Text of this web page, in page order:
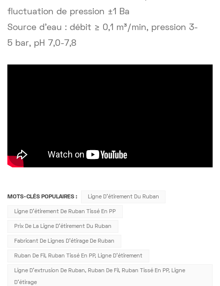
fluctuation de pression ±1 Ba
Source d'eau : débit ≥ 0,1 m³/min, pression 3-
5 bar, pH 7,0-7,8
MOTS-CLÉS POPULAIRES : Ligne D'étirement Du Ruban
Ligne D'étirement De Ruban Tissé En PP
Prix De La Ligne D'étirement Du Ruban
Fabricant De Lignes D'étirage De Ruban
Ruban De Fil, Ruban Tissé En PP, Ligne D'étirement
Ligne D'extrusion De Ruban, Ruban De Fil, Ruban Tissé En PP, Ligne
D'étirage